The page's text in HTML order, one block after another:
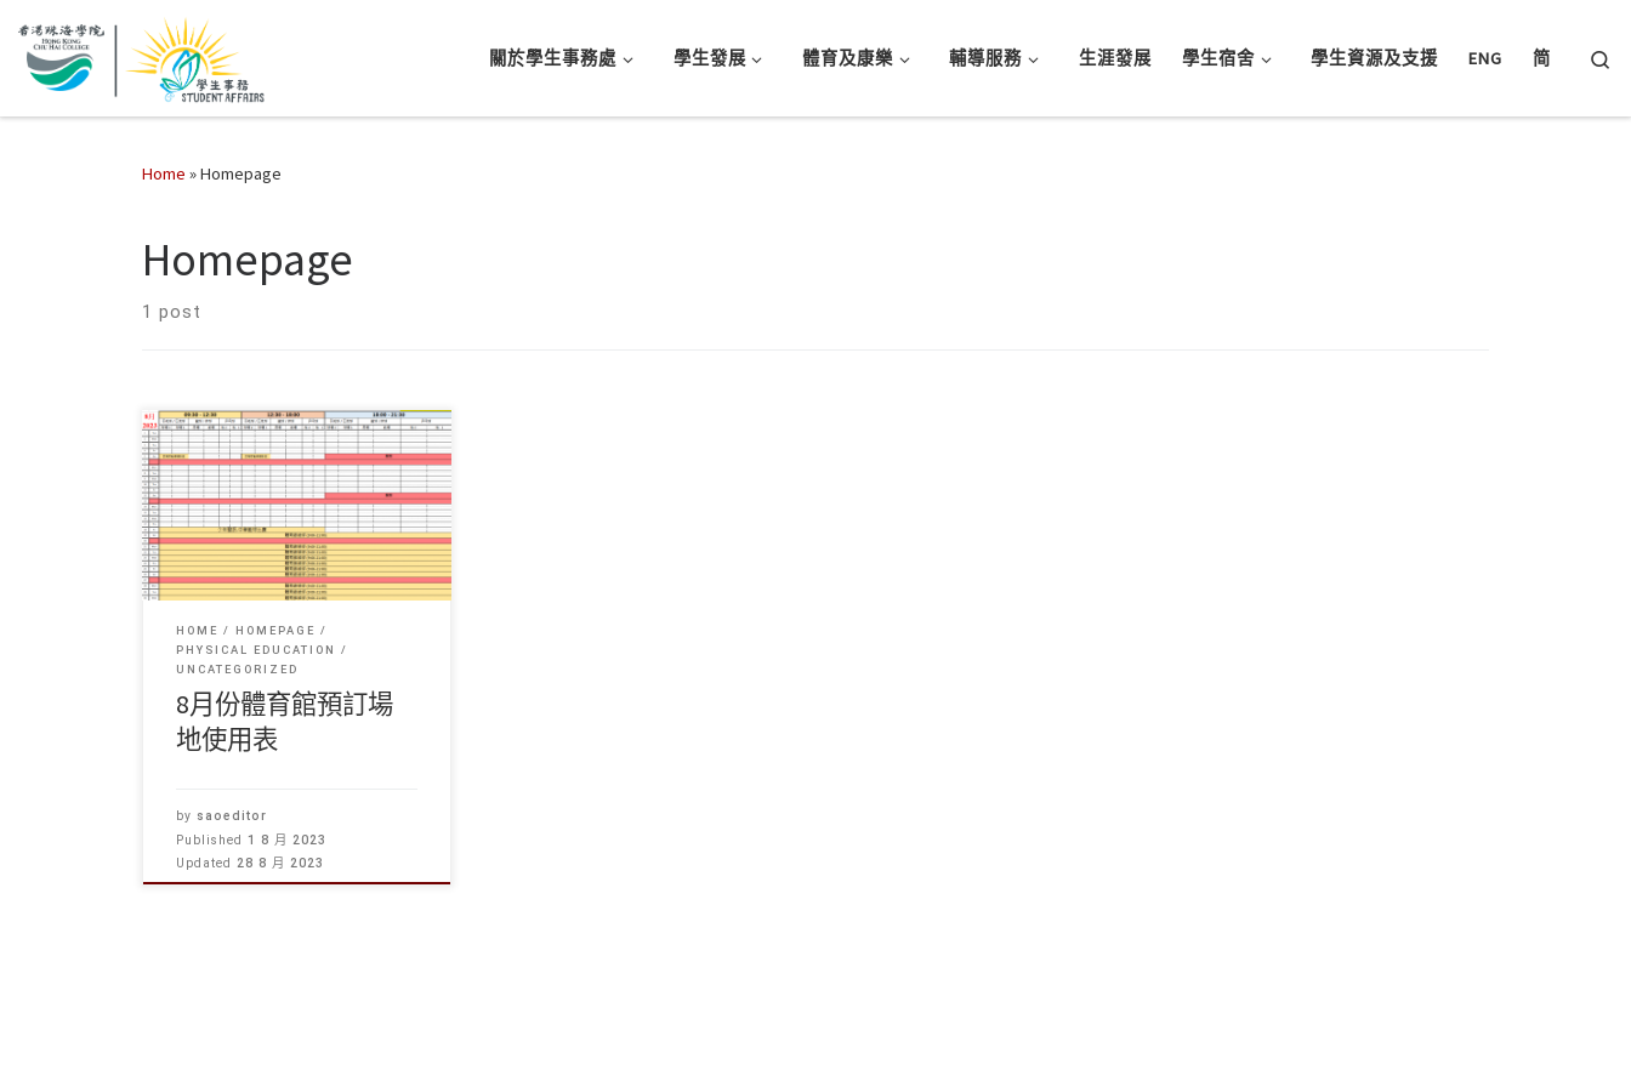
關於學生事務處 學生發展 體育及康樂 輔導服務 生涯發展 學生宿舍 學生資源及支援 ENG 简
Home »Homepage
Homepage
1 post
HOME
HOMEPAGE
PHYSICAL EDUCATION
UNCATEGORIZED
8月份體育館預訂場
地使用表
by saoeditor
Published1 8 月 2023
Updated28 8 月 2023